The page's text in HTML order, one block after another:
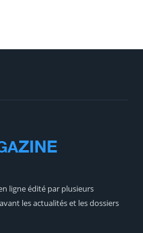
ligne édité par plusieurs
les actualités et les dossiers